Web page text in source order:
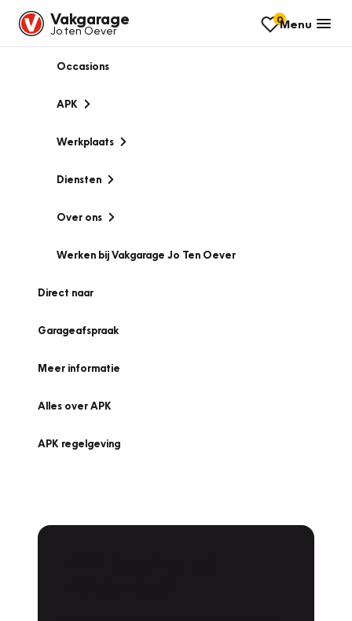
Vakgarage
Jo ten Oever
0Menu
Occasions
APK
Werkplaats
Diensten
Over ons
Werken bij Vakgarage Jo Ten Oever
Direct naar
Garageafspraak
Meer informatie
Alles over APK
APK regelgeving